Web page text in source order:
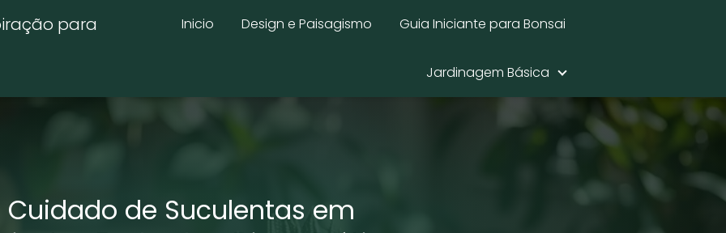
para Inicio Design e Paisagismo Guia Iniciante para Bonsai
Jardinagem Básica
Cuidado de Suculentas em